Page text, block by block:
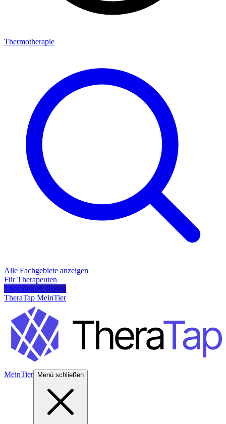
Thermotherapie
Alle Fachgebiete anzeigen
Für Therapeuten
Therapeuten finden
TheraTap MeinTier
MeinTier Menü schließen